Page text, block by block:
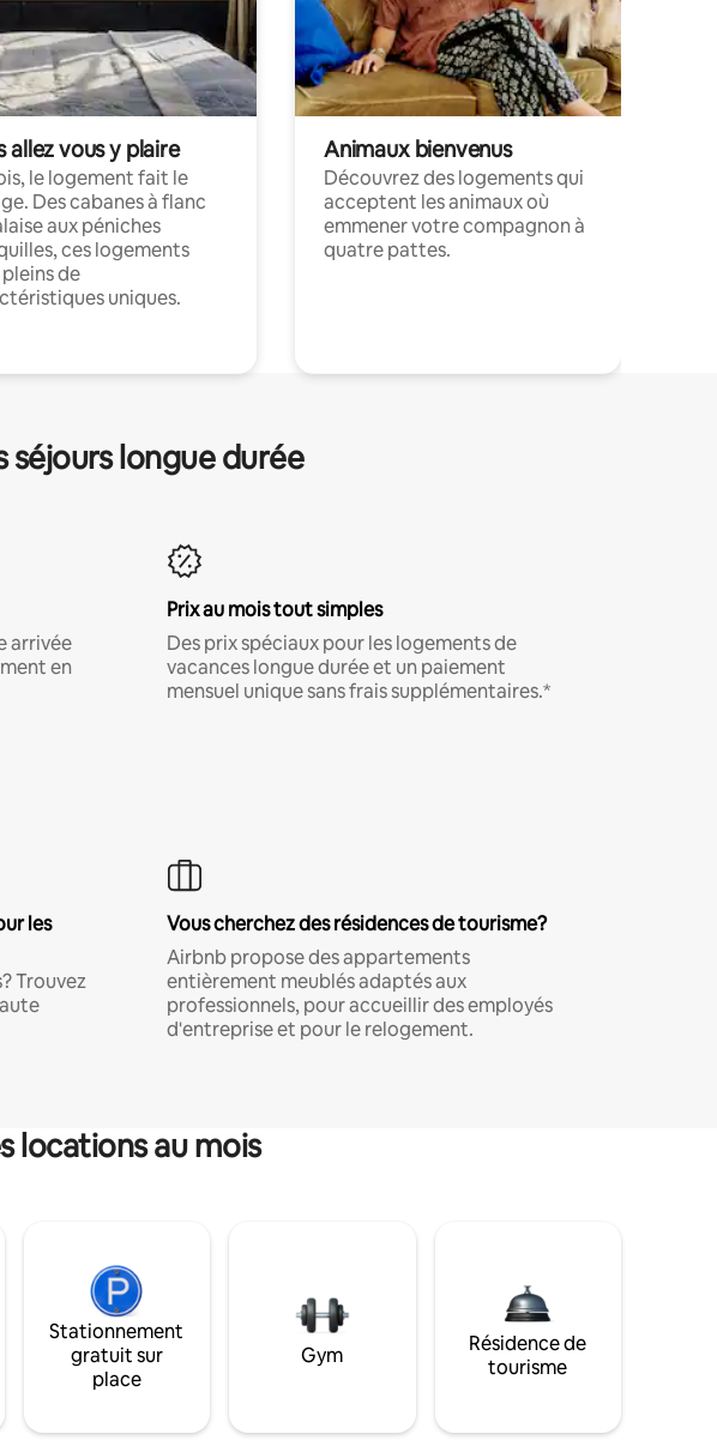
allez vous y plaire
le logement fait le
Des cabanes à flanc
aux péniches
ces logements
de
uniques.
Animaux bienvenus
Découvrez des logements qui
acceptent les animaux où
emmener votre compagnon à
quatre pattes.
longue durée
arrivée
en
Prix au mois tout simples
Des prix spéciaux pour les logements de
vacances longue durée et un paiement
mensuel unique sans frais supplémentaires.*
les
Trouvez
Vous cherchez des résidences de tourisme?
Airbnb propose des appartements
entièrement meublés adaptés aux
professionnels, pour accueillir des employés
d'entreprise et pour le relogement.
locations au mois
Stationnement
gratuit sur
place
Gym
Résidence de
tourisme